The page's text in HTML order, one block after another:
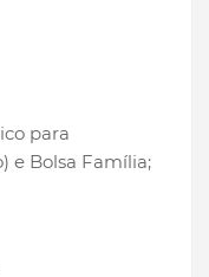
para
e Bolsa Família;